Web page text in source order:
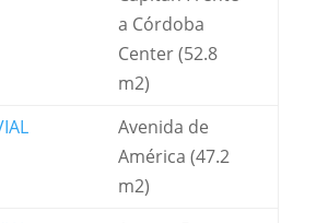
a Córdoba
Center (52.8
m2)
Avenida de
América (47.2
m2)